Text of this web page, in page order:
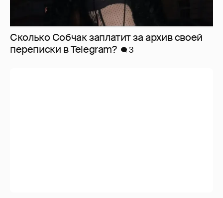
Сколько Собчак заплатит за архив своей
перeписки в Telegram?
3